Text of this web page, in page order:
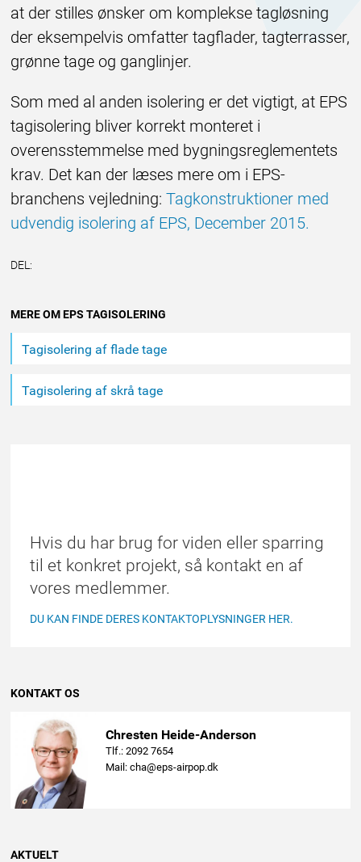
at der stilles ønsker om komplekse tagløsning
der eksempelvis omfatter tagflader, tagterrasser,
grønne tage og ganglinjer.
Som med al anden isolering er det vigtigt, at EPS
tagisolering bliver korrekt monteret i
overensstemmelse med bygningsreglementets
krav. Det kan der læses mere om i EPS-
branchens vejledning:Tagkonstruktioner med
udvendig isolering af EPS, December 2015.
DEL:
Andet
indhold
MERE OM EPS TAGISOLERING
Tagisolering af flade tage
Tagisolering af skrå tage
Hvis du har brug for viden eller sparring
til et konkret projekt, så kontakt en af
vores medlemmer.
DU KAN FINDE DERES KONTAKTOPLYSNINGER HER.
KONTAKT OS
Chresten Heide-Anderson
Tlf.: 2092 7654
Mail: cha@eps-airpop.dk
AKTUELT